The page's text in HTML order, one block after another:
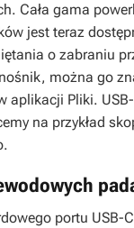
Cała gama
jest teraz
o zabraniu
można go
aplikacji Pliki.
na przykład
portu USB-